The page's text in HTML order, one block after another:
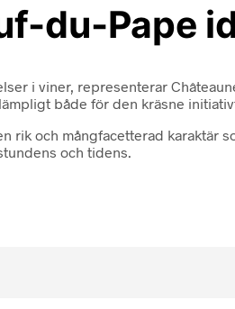
du-Pape
i viner, representerar
både för den kräsne
rik och mångfacetterad karaktär
och tidens.